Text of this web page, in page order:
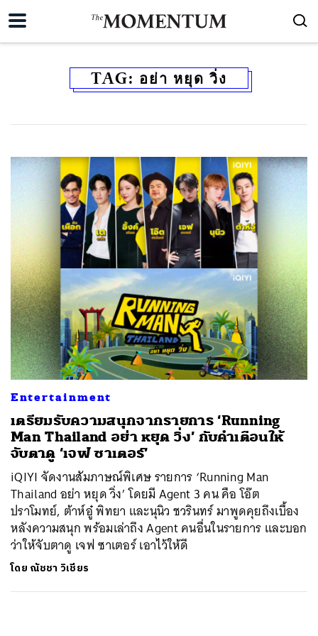
TAG: อย่า หยุด วิ่ง
Entertainment
เตรียมรับความสนุกจากรายการ ‘Running
Man Thailand อย่า หยุด วิ่ง’ กับคำเตือนให้
จับตาดู ‘เจฟ ซาเตอร์’
iQIYI จัดงานสัมภาษณ์พิเศษ รายการ ‘Running Man
Thailand อย่า หยุด วิ่ง’ โดยมี Agent 3 คน คือ โอ๊ต
ปราโมทย์, ต้าห์อู๋ พิทยา และนุนิว ชวรินทร์ มาพูดคุยถึงเบื้อง
หลังความสนุก พร้อมเล่าถึง Agent คนอื่นในรายการ และบอก
ว่าให้จับตาดู เจฟ ซาเตอร์ เอาไว้ให้ดี
โดย ณัชชา วิเชียร
ค้นหา
SHARE